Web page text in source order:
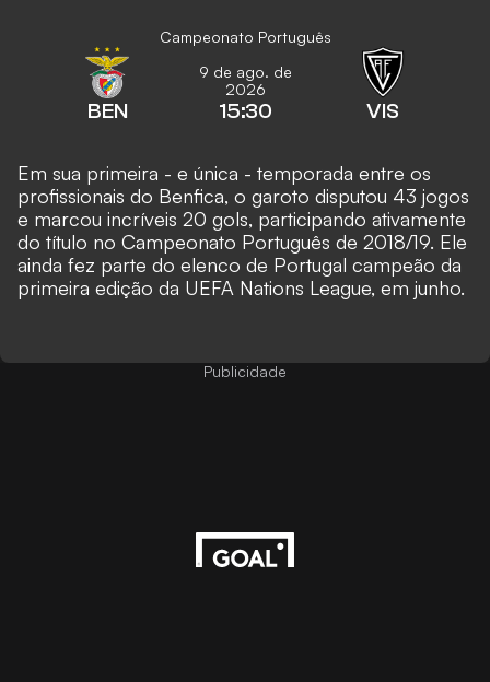
Campeonato Português
BEN
9 de ago. de
2026
15:30 VIS
Em sua primeira - e única - temporada entre os
profissionais do Benfica, o garoto disputou 43 jogos
e marcou incríveis 20 gols, participando ativamente
do título no Campeonato Português de 2018/19. Ele
ainda fez parte do elenco de Portugal campeão da
primeira edição da UEFA Nations League, em junho.
Publicidade